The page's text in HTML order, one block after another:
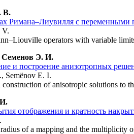
В.
Римана–Лиувилля с переменными
V.
operators with variable
Э. И.
и построение анизотропных
Semënov E. I.
construction of anisotropic solutions to
отображения и кратность
of a mapping and the multiplicity